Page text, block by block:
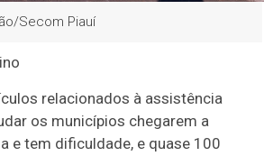
Secom Piauí
relacionados à assistência
os municípios chegarem a
e tem dificuldade, e quase 100